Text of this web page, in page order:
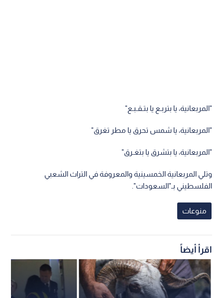
"المربعانية، يا بتربـع يا بتـقـبـع"
"المربعانية، يا شمس تحرق يا مطر تغرق"
"المربعانية، يا بتشرق يا بتغـرق"
وتلي المربعانية الخمسينية والمعروفة في التراث الشعبي
الفلسطيني بـ"السعودات".
منوعات
اقرأ أيضاً